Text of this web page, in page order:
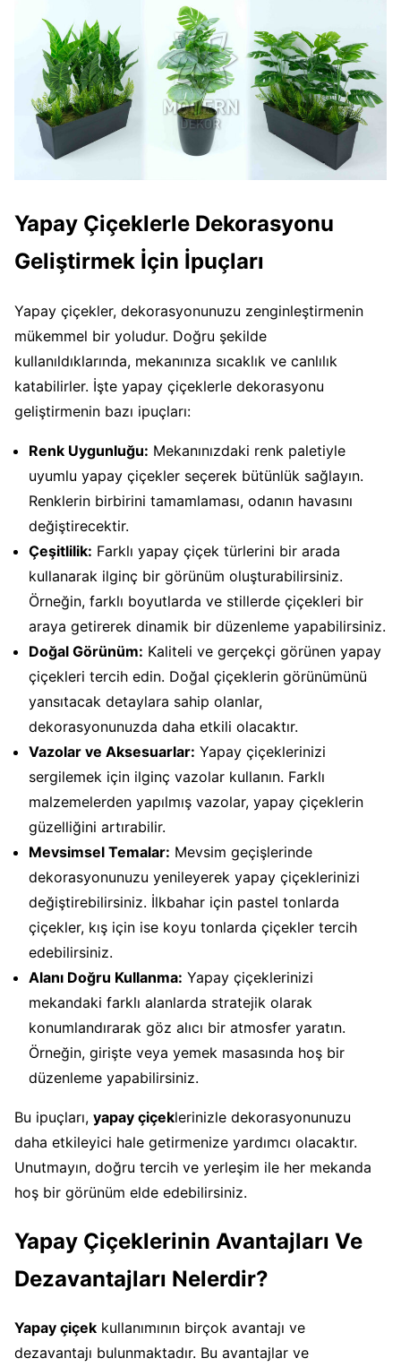
Yapay Çiçeklerle Dekorasyonu
Geliştirmek İçin İpuçları
Yapay çiçekler, dekorasyonunuzu zenginleştirmenin
mükemmel bir yoludur. Doğru şekilde
kullanıldıklarında, mekanınıza sıcaklık ve canlılık
katabilirler. İşte yapay çiçeklerle dekorasyonu
geliştirmenin bazı ipuçları:
Renk Uygunluğu: Mekanınızdaki renk paletiyle
uyumlu yapay çiçekler seçerek bütünlük sağlayın.
Renklerin birbirini tamamlaması, odanın havasını
değiştirecektir.
Çeşitlilik: Farklı yapay çiçek türlerini bir arada
kullanarak ilginç bir görünüm oluşturabilirsiniz.
Örneğin, farklı boyutlarda ve stillerde çiçekleri bir
araya getirerek dinamik bir düzenleme yapabilirsiniz.
Doğal Görünüm: Kaliteli ve gerçekçi görünen yapay
çiçekleri tercih edin. Doğal çiçeklerin görünümünü
yansıtacak detaylara sahip olanlar,
dekorasyonunuzda daha etkili olacaktır.
Vazolar ve Aksesuarlar: Yapay çiçeklerinizi
sergilemek için ilginç vazolar kullanın. Farklı
malzemelerden yapılmış vazolar, yapay çiçeklerin
güzelliğini artırabilir.
Mevsimsel Temalar: Mevsim geçişlerinde
dekorasyonunuzu yenileyerek yapay çiçeklerinizi
değiştirebilirsiniz. İlkbahar için pastel tonlarda
çiçekler, kış için ise koyu tonlarda çiçekler tercih
edebilirsiniz.
Alanı Doğru Kullanma: Yapay çiçeklerinizi
mekandaki farklı alanlarda stratejik olarak
konumlandırarak göz alıcı bir atmosfer yaratın.
Örneğin, girişte veya yemek masasında hoş bir
düzenleme yapabilirsiniz.
Bu ipuçları, yapay çiçeklerinizle dekorasyonunuzu
daha etkileyici hale getirmenize yardımcı olacaktır.
Unutmayın, doğru tercih ve yerleşim ile her mekanda
hoş bir görünüm elde edebilirsiniz.
Yapay Çiçeklerinin Avantajları Ve
Dezavantajları Nelerdir?
Yapay çiçek kullanımının birçok avantajı ve
dezavantajı bulunmaktadır. Bu avantajlar ve